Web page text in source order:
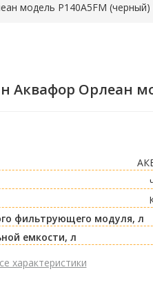
модель P140A5FM (черный)
Аквафор Орлеан
фильтрующего модуля, л
емкости, л
характеристики